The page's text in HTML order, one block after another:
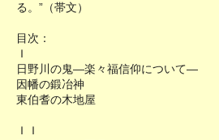
る。”（帯文）
目次：
Ｉ
日野川の鬼―楽々福信仰について―
因幡の鍛冶神
東伯耆の木地屋
ＩＩ